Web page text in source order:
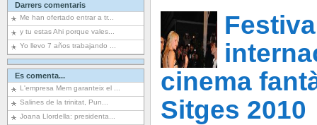
Darrers comentaris
Me han ofertado entrar a tr...
y tu estas Ahi porque vales...
Yo llevo 7 años trabajando ...
Es comenta...
L'empresa Mem garanteix el ...
Salines de la trinitat, Pun...
Joana Llordella: presidenta...
cinema
Sitges 2010